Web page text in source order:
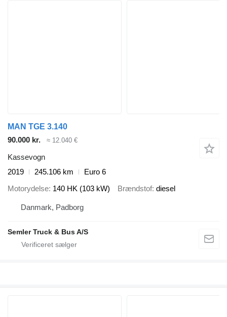
MAN TGE 3.140
90.000 kr.
≈ 12.040 €
Kassevogn
2019
245.106 km
Euro 6
Motorydelse 140 HK (103 kW) Brændstof diesel
Danmark, Padborg
Semler Truck & Bus A/S